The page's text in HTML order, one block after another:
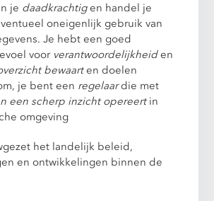
je daadkrachtig en handel je
oneigenlijk gebruik van
Je hebt een goed
voor verantwoordelijkheiden
bewaarten doelen
je bent een regelaardie met
een scherp inzicht opereert in
omgeving
het landelijk beleid,
en ontwikkelingen binnen de